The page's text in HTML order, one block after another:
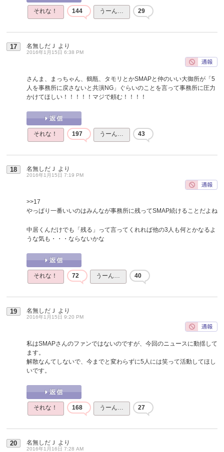
それな！ 144 うーん… 29
17 名無しだＪ より
2016年1月15日 6:38 PM
さんま、まっちゃん、鶴瓶、タモリとかSMAPと仲のいい大御所が「5
人を事務所に戻さないと共演NG」ぐらいのことを言って事務所に圧力
かけてほしい！！！！！マジで頼む！！！！
それな！ 197 うーん… 43
18 名無しだＪ より
2016年1月15日 7:19 PM
>>17
やっぱり一番いいのはみんなが事務所に残ってSMAP続けることだよね
中居くんだけでも「残る」って言ってくれれば他の3人も何とかなるよ
うな気も・・・ならないかな
それな！ 72 うーん… 40
19 名無しだＪ より
2016年1月15日 9:20 PM
私はSMAPさんのファンではないのですが、今回のニュースに動揺して
ます。
解散なんてしないで、今までと変わらずに5人には笑って活動してほし
いです。
それな！ 168 うーん… 27
20 名無しだＪ より
2016年1月16日 7:28 AM